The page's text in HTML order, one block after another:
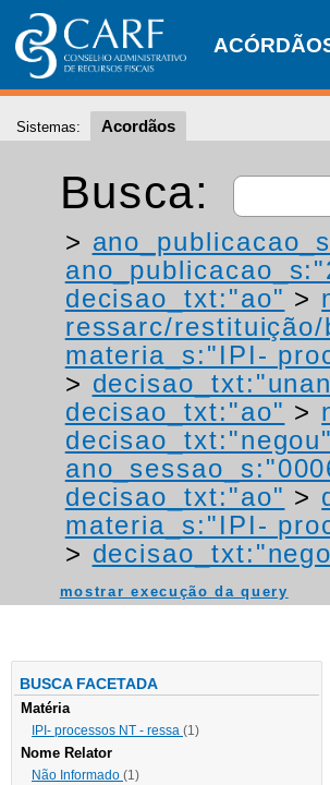
Sistemas: Acordãos
Busca:
>
decisao_txt:"ao" >
ressarc/
materia_s:"IPI-
>
decisao_txt:"ao" >
decisao_txt:"negou"
decisao_txt:"ao" >
materia_s:"IPI-
>
mostrar execução da query
BUSCA FACETADA
Matéria
IPI- processos NT - ressa (1)
Nome Relator
Não Informado (1)